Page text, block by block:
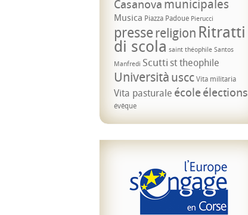
Casanova municipales
Musica Piazza Padoue Pierucci
pressereligion Ritratti
di scola saint théophile Santos
Manfredi Scuttist theophile
UniversitàusccVita militaria
Vita pasturale écoleélections
évêque